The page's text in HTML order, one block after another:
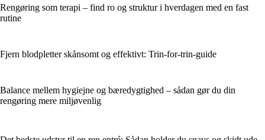
Rengøring som terapi – find ro og struktur i hverdagen med en fast
rutine
Fjern blodpletter skånsomt og effektivt: Trin-for-trin-guide
Balance mellem hygiejne og bæredygtighed – sådan gør du din
rengøring mere miljøvenlig